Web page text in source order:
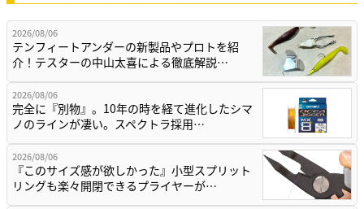
2026/08/06
テンフィートアンダーの新製品やプロトを紹
介！テスターの中山太喜による徹底解説…
2026/08/06
完全に『別物』。10年の時を経て進化したシマ
ノのラインが凄い。スペクトラ採用…
2026/08/06
『このサイズ感が欲しかった』小型スプリット
リングも楽々開閉できるプライヤーが…